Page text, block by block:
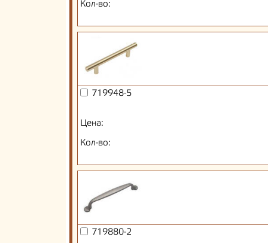
Кол-во:
719948-5
Цена:
Кол-во:
719880-2